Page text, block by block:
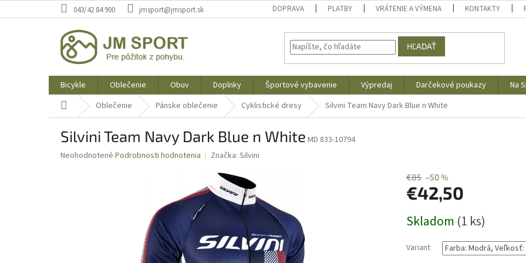
na
043/42 84 900 jmsport@jmsport.sk DOPRAVA PLATBY VRÁTENIE A VÝMENA KONTAKTY
HĽADAŤ
Bicykle Oblečenie Obuv Doplnky Športové vybavenie Výpredaj Darčekové poukazy Na
Domov Oblečenie Pánske oblečenie Cyklistické dresy Silvini Team Navy Dark Blue n White
Silvini Team Navy Dark Blue n White MD 833-10794
Priemerné
Neohodnotené Podrobnosti hodnotenia Značka: Silvini
€85 –50 %
€42,50
cena:
Skladom (1 ks)
Variant